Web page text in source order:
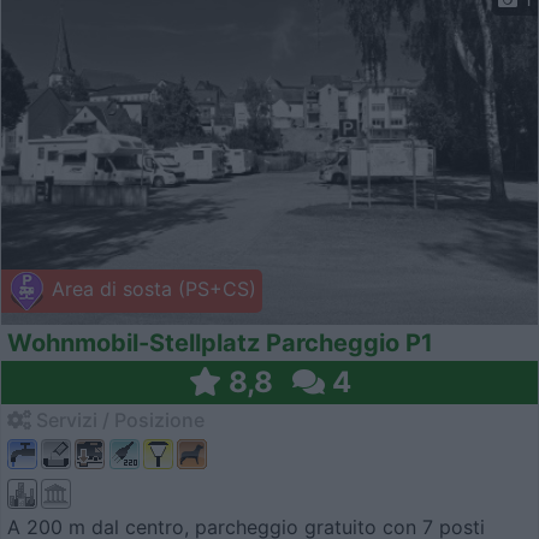
Area di sosta (PS+CS)
Wohnmobil-Stellplatz Parcheggio P1
8,8 4
A 200 m dal centro, parcheggio gratuito con 7 posti